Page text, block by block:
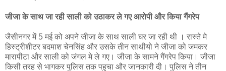
जीजा के साथ जा रही साली को उठाकर ले गए आरोपी और किया गैंगरेप
जैसीनगर में 5 मई को अपने जीजा के साथ साली घर जा रही थी । रास्ते मे
हिस्ट्रीशीटर बदमाश चेनसिंह और उसके तीन साथीयो ने जीजा को जमकर
मारापीटा और साली को जंगल मे ले गए। जीजा के सामने गैंगरेप किया। जीजा
किसी तरह से भागकर पुलिस तक पहुचा और जानकारी दी। पुलिस ने तीन